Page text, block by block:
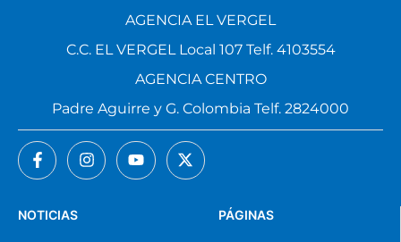
PÁGINAS
NOTICIAS
AGENCIA EL VERGEL
C.C. EL VERGEL Local 107 Telf. 4103554
AGENCIA CENTRO
Padre Aguirre y G. Colombia Telf. 2824000